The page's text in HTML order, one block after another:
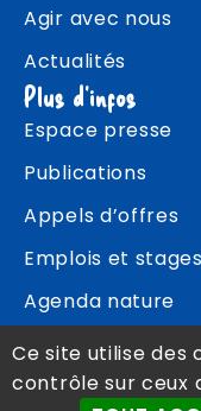
Agir avec nous
Actualités
Plus d'infos
Espace presse
Publications
Appels d’offres
Emplois et stages
Agenda nature
Contact
Ce site utilise des
contrôle sur ceux